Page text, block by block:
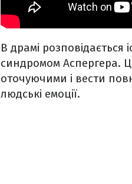
В драмі
синдромом Аспергера.
оточуючими і вести
людські емоції.